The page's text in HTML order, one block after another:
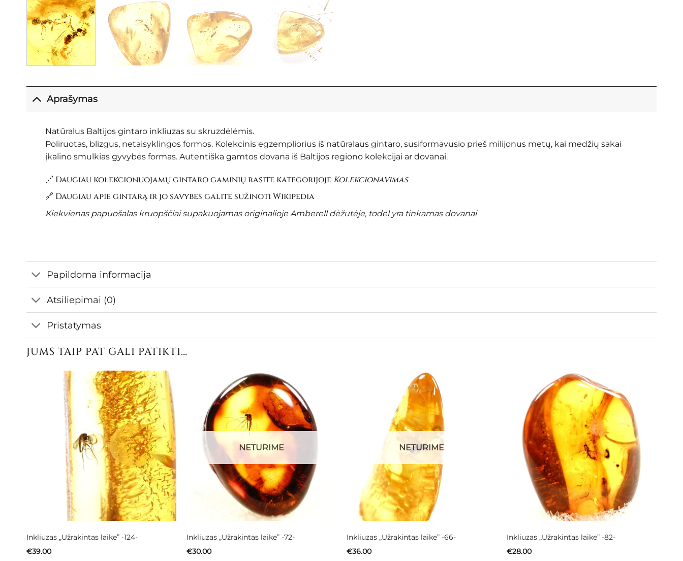
Aprašymas
Natūralus Baltijos gintaro inkliuzas su skruzdėlėmis.
Poliruotas, blizgus, netaisyklingos formos. Kolekcinis egzempliorius iš natūralaus gintaro, susiformavusio prieš milijonus metų, kai medžių sakai
įkalino smulkias gyvybės formas. Autentiška gamtos dovana iš Baltijos regiono kolekcijai ar dovanai.
🔗 Daugiau kolekcionuojamų gintaro gaminių rasite kategorijoje Kolekcionavimas
🔗 Daugiau apie gintarą ir jo savybes galite sužinotiWikipedia
Kiekvienas papuošalas kruopščiai supakuojamas originalioje Amberell dėžutėje, todėl yra tinkamas dovanai
Papildoma informacija
Atsiliepimai (0)
Pristatymas
JUMS TAIP PAT GALI PATIKTI…
Inkliuzas „Užrakintas laike” -124-
€39.00
NETURIME
Inkliuzas „Užrakintas laike” -72-
€30.00
NETURIME
Inkliuzas „Užrakintas laike” -66-
€36.00
Inkliuzas „Užrakintas laike” -82-
€28.00